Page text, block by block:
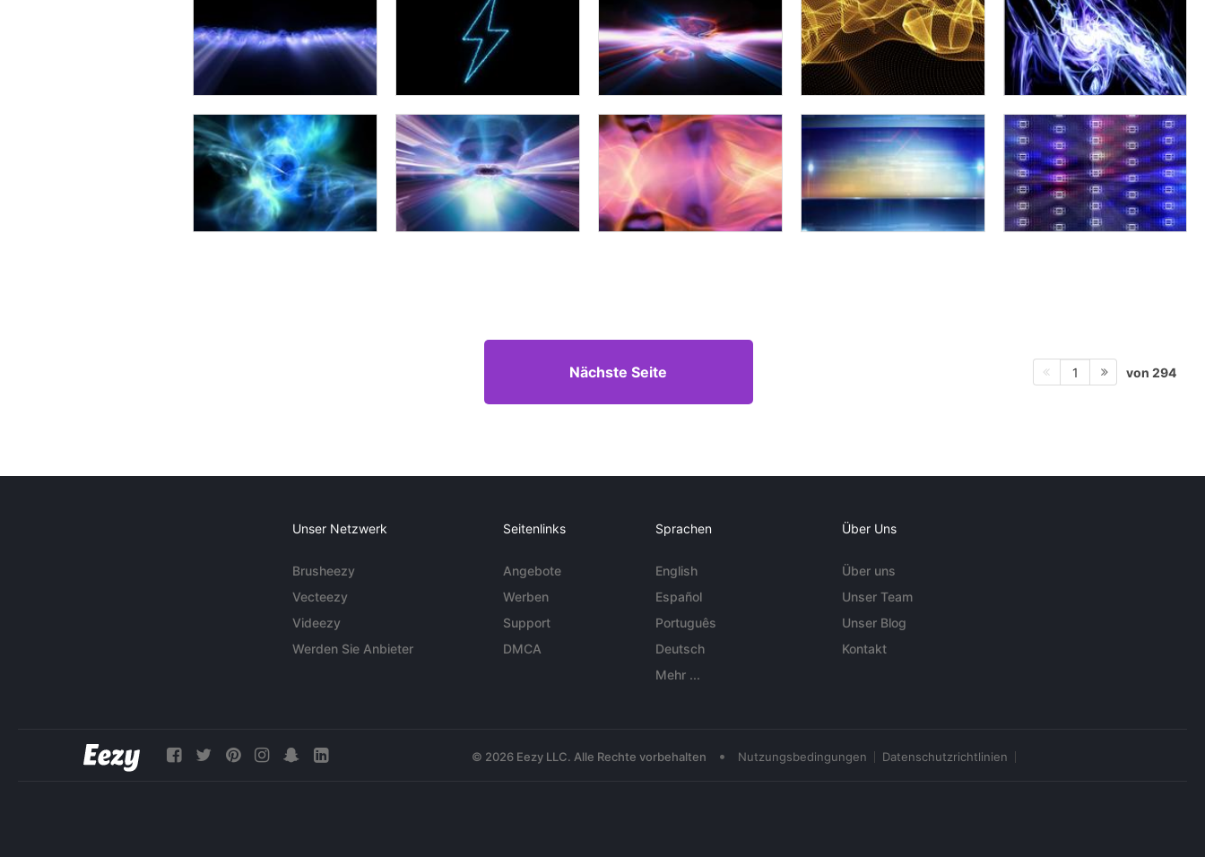
Nächste Seite 1 von 294
Unser Netzwerk
Brusheezy
Vecteezy
Videezy
Werden Sie Anbieter
Seitenlinks
Angebote
Werben
Support
DMCA
Sprachen
English
Español
Português
Deutsch
Mehr ...
Über Uns
Über uns
Unser Team
Unser Blog
Kontakt
© 2026 Eezy LLC. Alle Rechte vorbehalten • Nutzungsbedingungen Datenschutzrichtlinien